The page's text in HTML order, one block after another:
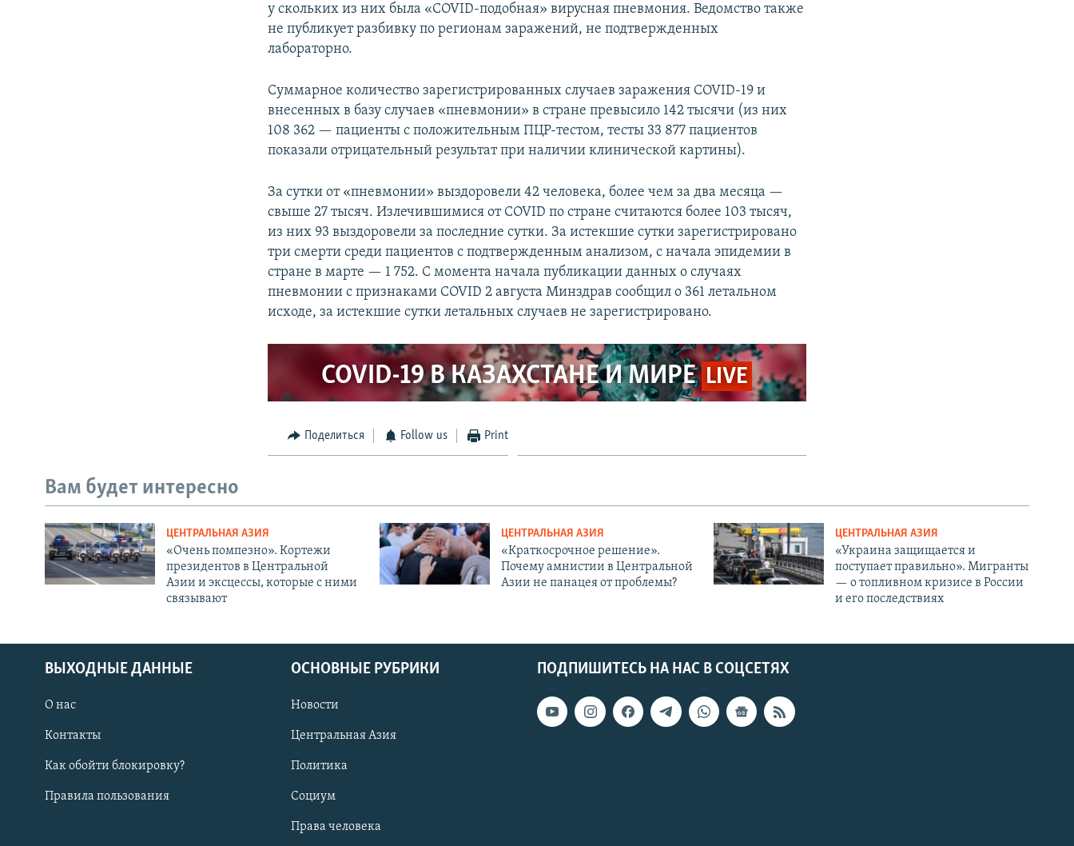
у скольких из них была «COVID-подобная» вирусная пневмония. Ведомство также
не публикует разбивку по регионам заражений, не подтвержденных
лабораторно.
Суммарное количество зарегистрированных случаев заражения COVID-19 и
внесенных в базу случаев «пневмонии» в стране превысило 142 тысячи (из них
108 362 — пациенты с положительным ПЦР-тестом, тесты 33 877 пациентов
показали отрицательный результат при наличии клинической картины).
За сутки от «пневмонии» выздоровели 42 человека, более чем за два месяца —
свыше 27 тысяч. Излечившимися от COVID по стране считаются более 103 тысяч,
из них 93 выздоровели за последние сутки. За истекшие сутки зарегистрировано
три смерти среди пациентов с подтвержденным анализом, с начала эпидемии в
стране в марте — 1 752. С момента начала публикации данных о случаях
пневмонии с признаками COVID 2 августа Минздрав сообщил о 361 летальном
исходе, за истекшие сутки летальных случаев не зарегистрировано.
COVID-19 В КАЗАХСТАНЕ И МИРЕ LIVE
Поделиться Follow us Print
Вам будет интересно
ЦЕНТРАЛЬНАЯ АЗИЯ
«Очень помпезно». Кортежи
президентов в Центральной
Азии и эксцессы, которые с ними
связывают
ЦЕНТРАЛЬНАЯ АЗИЯ
«Краткосрочное решение».
Почему амнистии в Центральной
Азии не панацея от проблемы?
ЦЕНТРАЛЬНАЯ АЗИЯ
«Украина защищается и
поступает правильно». Мигранты
— о топливном кризисе в России
и его последствиях
ПОДПИШИТЕСЬ НА НАС В СОЦСЕТЯХ
ВЫХОДНЫЕ ДАННЫЕ
О нас
Контакты
Как обойти блокировку?
Правила пользования
ОСНОВНЫЕ РУБРИКИ
Новости
Центральная Азия
Политика
Социум
Права человека